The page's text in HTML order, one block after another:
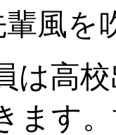
風を
高校
ます